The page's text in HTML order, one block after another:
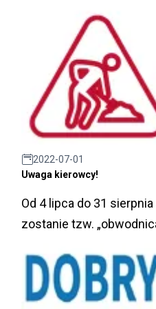
2022-07-01
Uwaga kierowcy!
Od 4 lipca do 31
zostanie tzw.